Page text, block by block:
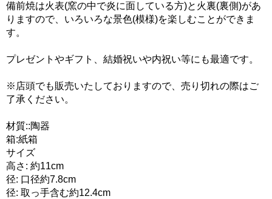
備前焼は火表(窯の中で炎に面している方)と火裏(裏側)があ
りますので、いろいろな景色(模様)を楽しむことができま
す。
プレゼントやギフト、結婚祝いや内祝い等にも最適です。
※店頭でも販売いたしておりますので、売り切れの際はご
了承ください。
材質::陶器
箱:紙箱
サイズ
高さ: 約11cm
径: 口径約7.8cm
径: 取っ手含む約12.4cm